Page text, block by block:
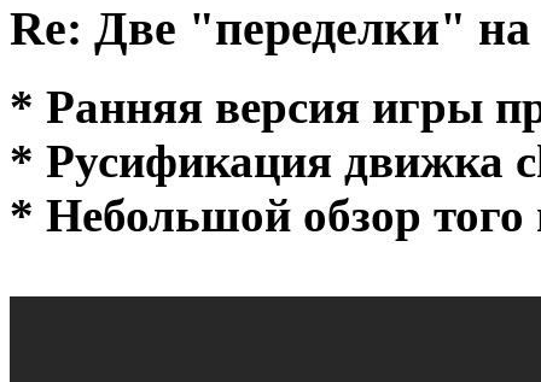
Re: Две "переделки"
* Ранняя версия игры
* Русификация движка
* Небольшой обзор того